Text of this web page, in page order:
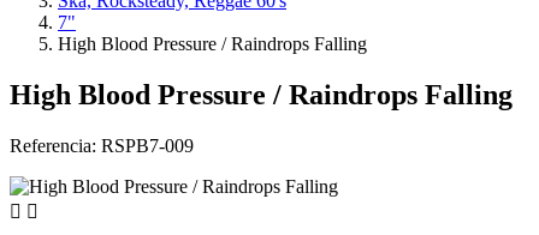
7"
High Blood Pressure / Raindrops Falling
High Blood Pressure / Raindrops Falling
Referencia: RSPB7-009
 